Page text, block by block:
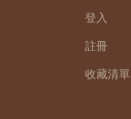
登入
註冊
收藏清單